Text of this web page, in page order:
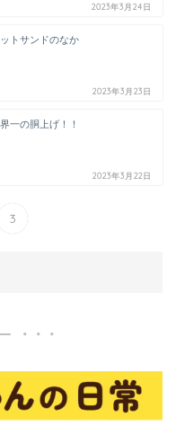
2023年3月24日
トサンドのなか
2023年3月23日
一の胴上げ！！
2023年3月22日
3